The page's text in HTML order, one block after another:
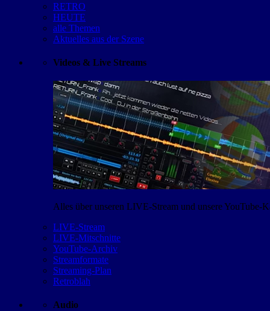
RETRO
HEUTE
alle Themen
Aktuelles aus der Szene
Videos & Live Streams
Alles über unseren LIVE-Stream und unsere YouTube-
LIVE-Stream
LIVE-Mitschnitte
YouTube-Archiv
Streamformate
Streaming-Plan
Retroblah
Audio